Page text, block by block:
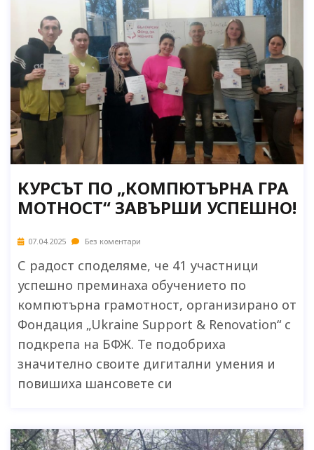
КУРСЪТ ПО „КОМПЮТЪРНА ГРА
МОТНОСТ“ ЗАВЪРШИ УСПЕШНО!
07.04.2025 Без коментари
С радост споделяме, че 41 участници
успешно преминаха обучението по
компютърна грамотност, организирано от
Фондация „Ukraine Support & Renovation“ с
подкрепа на БФЖ. Те подобриха
значително своите дигитални умения и
повишиха шансовете си